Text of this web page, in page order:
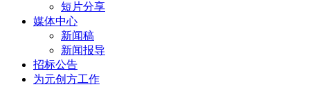
短片分享
媒体中心
新闻稿
新闻报导
招标公告
为元创方工作